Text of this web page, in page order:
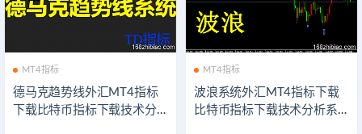
MT4指标
德马克趋势线外汇MT4指标
下载比特币指标下载技术分
MT4指标
波浪系统外汇MT4指标下载
比特币指标下载技术分析系